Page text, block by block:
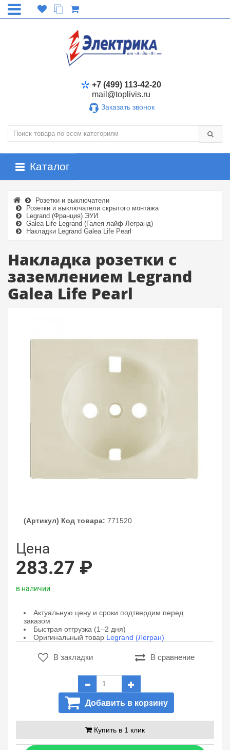
+7 (499) 113-42-20
mail@toplivis.ru
Заказать звонок
Каталог
Розетки и выключатели
Розетки и выключатели скрытого монтажа
Legrand (Франция) ЭУИ
Galea Life Legrand (Галея лайф Легранд)
Накладки Legrand Galea Life Pearl
Накладка розетки с
заземлением Legrand
Galea Life Pearl
(Артикул) Код товара: 771520
Цена
283.27 ₽
в наличии
Актуальную цену и сроки подтвердим перед
заказом
Быстрая отгрузка (1–2 дня)
Оригинальный товар Legrand (Легран)
В закладки В сравнение
Добавить в корзину
Купить в 1 клик